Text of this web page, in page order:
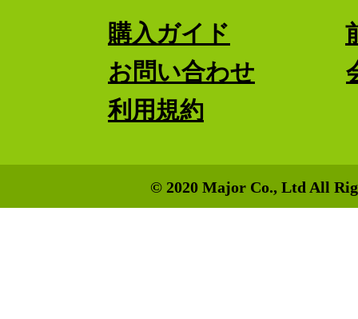
購入ガイド
お問い合わせ
利用規約
© 2020 Major Co., Ltd All